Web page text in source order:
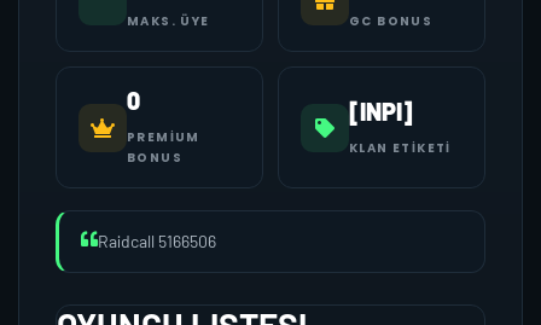
MAKS. ÜYE GC BONUS
0
PREMIUM
BONUS
[INPI]
KLAN ETIKETI
Raidcall 5166506